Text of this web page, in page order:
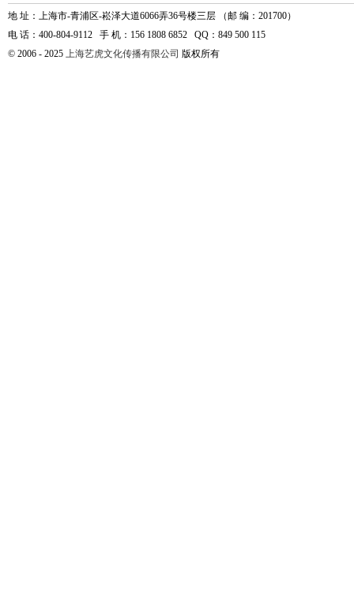
地 址：上海市-青浦区-崧泽大道6066弄36号楼三层 （邮 编：201700）
电 话：400-804-9112 手 机：156 1808 6852 QQ：849 500 115
© 2006 - 2025 上海艺虎文化传播有限公司 版权所有